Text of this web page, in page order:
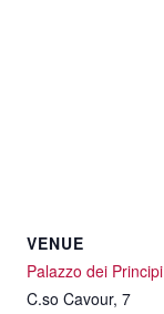
VENUE
Palazzo dei Principi
C.so Cavour, 7